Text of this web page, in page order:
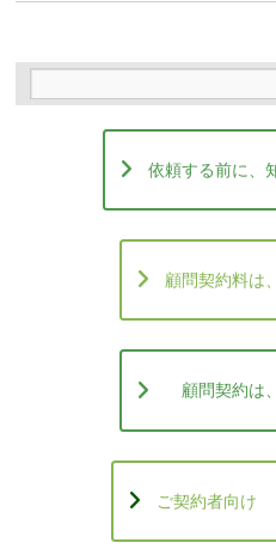
依頼する前に、
顧問契約料は
顧問契約は
ご契約者向